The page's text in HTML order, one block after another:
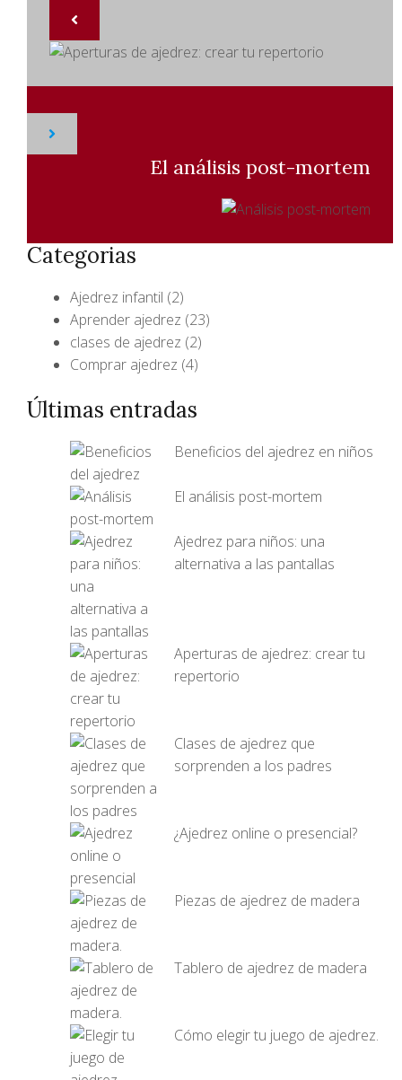
El análisis post-mortem
Categorias
Ajedrez infantil (2)
Aprender ajedrez (23)
clases de ajedrez (2)
Comprar ajedrez (4)
Últimas entradas
Beneficios del ajedrez en niños
El análisis post-mortem
Ajedrez para niños: una
alternativa a las pantallas
Aperturas de ajedrez: crear tu
repertorio
Clases de ajedrez que
sorprenden a los padres
¿Ajedrez online o presencial?
Piezas de ajedrez de madera
Tablero de ajedrez de madera
Cómo elegir tu juego de ajedrez.